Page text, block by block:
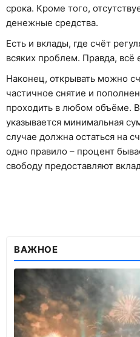
срока. Кроме того,
денежные средства.
Есть и вклады, где счёт
всяких проблем. Правда, всё
Наконец, открывать можно
частичное снятие и
проходить в любом объёме.
указывается минимальная
случае должна остаться на
одно правило – процент
свободу предоставляют
ВАЖНОЕ